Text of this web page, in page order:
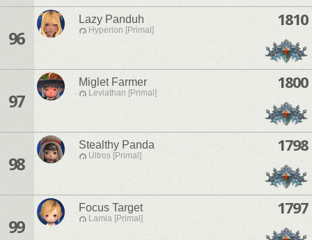
96
Lazy Panduh
Hyperion [Primal]
1810
97
Miglet Farmer
Leviathan [Primal]
1800
98
Stealthy Panda
Ultros [Primal]
1798
99
Focus Target
Lamia [Primal]
1797